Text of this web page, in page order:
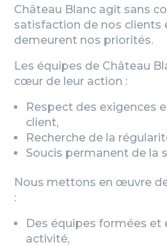
Château Blanc agit sans
satisfaction de nos clients
demeurent nos priorités.
Les équipes de Château
cœur de leur action :
Respect des exigences
client,
Recherche de la
Soucis permanent de la
Nous mettons en œuvre
:
Des équipes formées et
activité,